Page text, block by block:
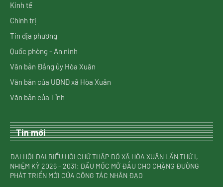
Kinh tế
Chính trị
Tin địa phương
Quốc phòng - An ninh
Văn bản Đảng ủy Hòa Xuân
Văn bản của UBND xã Hòa Xuân
Văn bản của Tỉnh
Tin mới
ĐẠI HỘI ĐẠI BIỂU HỘI CHỮ THẬP ĐỎ XÃ HÒA XUÂN LẦN THỨ I,
NHIỆM KỲ 2026 – 2031: DẤU MỐC MỞ ĐẦU CHO CHẶNG ĐƯỜNG
PHÁT TRIỂN MỚI CỦA CÔNG TÁC NHÂN ĐẠO